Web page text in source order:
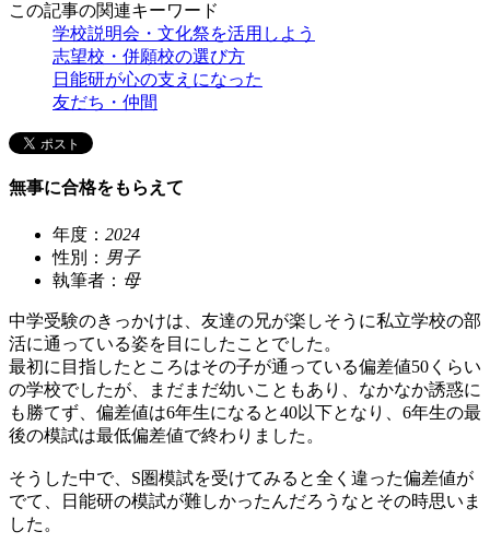
この記事の関連キーワード
学校説明会・文化祭を活用しよう
志望校・併願校の選び方
日能研が心の支えになった
友だち・仲間
無事に合格をもらえて
年度： 2024
性別： 男子
執筆者： 母
中学受験のきっかけは、友達の兄が楽しそうに私立学校の部
活に通っている姿を目にしたことでした。
最初に目指したところはその子が通っている偏差値50くらい
の学校でしたが、まだまだ幼いこともあり、なかなか誘惑に
も勝てず、偏差値は6年生になると40以下となり、6年生の最
後の模試は最低偏差値で終わりました。
そうした中で、S圏模試を受けてみると全く違った偏差値が
でて、日能研の模試が難しかったんだろうなとその時思いま
した。